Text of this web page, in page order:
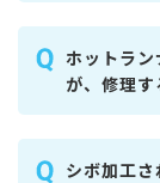
ホットラン
が、修理
シボ加工